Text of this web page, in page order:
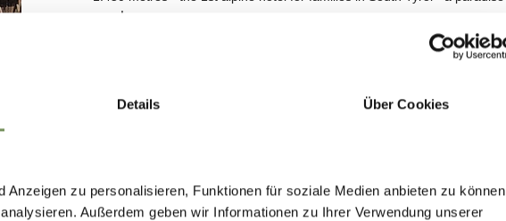
Details Über Cookies
Anzeigen zu personalisieren, Funktionen für soziale Medien anbieten zu können
Außerdem geben wir Informationen zu Ihrer Verwendung unserer